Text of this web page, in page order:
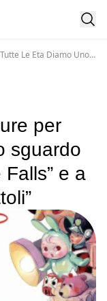
Le Eta Diamo Uno
per
sguardo
e a